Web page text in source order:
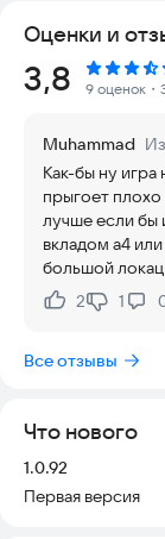
чудовища.
На пути к
подарки и
Сиреноголовый
холодное
Кобякова и
Наша команда
историю этого
страшный мир
в его когти и
Особенности
* Простой, но увлекательный игровой процесс.
* Отличная графика и проработанные изображения с
крутыми
Оценки и
3,8 9 оценок
Muhammad
Как-бы ну игра
прыгоет плохо
лучше если бы
вкладом а4
большой
Нравится:
2Не 1
Все отзывы
Что нового
Версия:
1.0.92
Первая версия